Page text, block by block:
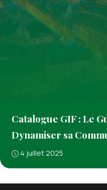
Catalogue GIF : Le
Dynamiser sa
4 juillet 2025